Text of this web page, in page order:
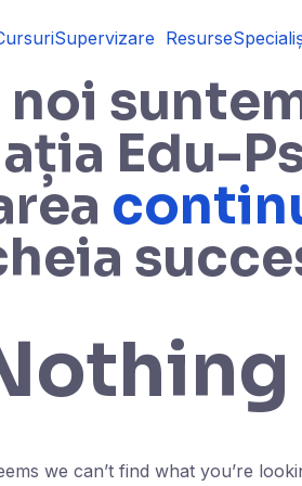
Supervizare Resurse
noi
Edu-
we can’t find what you’re